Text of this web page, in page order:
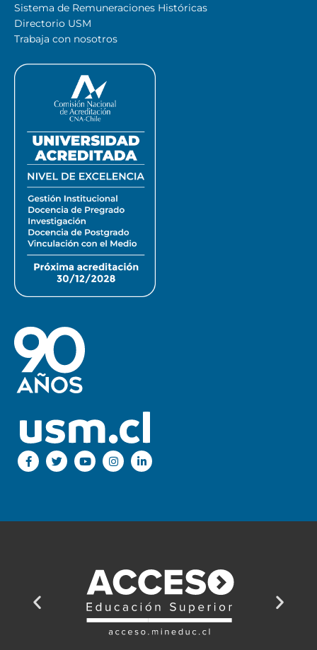
Sistema de Remuneraciones Históricas
Directorio USM
Trabaja con nosotros